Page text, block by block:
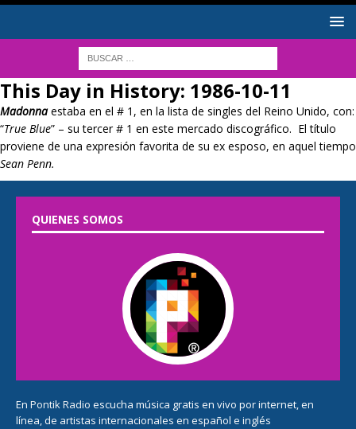
This Day in History: 1986-10-11
Madonnaestaba en el # 1, en la lista de singles del Reino Unido, con:
“True Blue” – su tercer # 1 en este mercado discográfico. El título
proviene de una expresión favorita de su ex esposo, en aquel tiempo
Sean Penn.
QUIENES SOMOS
En Pontik Radio escucha música gratis en vivo por internet, en
línea, de artistas internacionales en español e inglés